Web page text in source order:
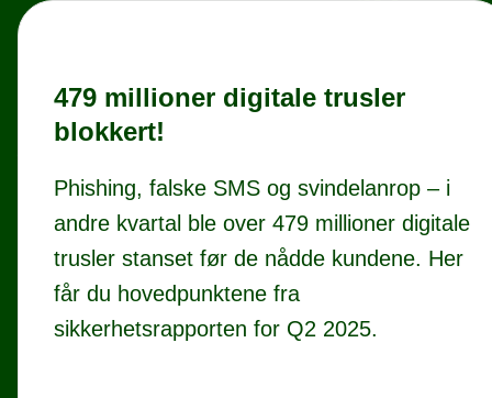
479 millioner digitale trusler
blokkert!
Phishing, falske SMS og svindelanrop – i
andre kvartal ble over 479 millioner digitale
trusler stanset før de nådde kundene. Her
får du hovedpunktene fra
sikkerhetsrapporten for Q2 2025.